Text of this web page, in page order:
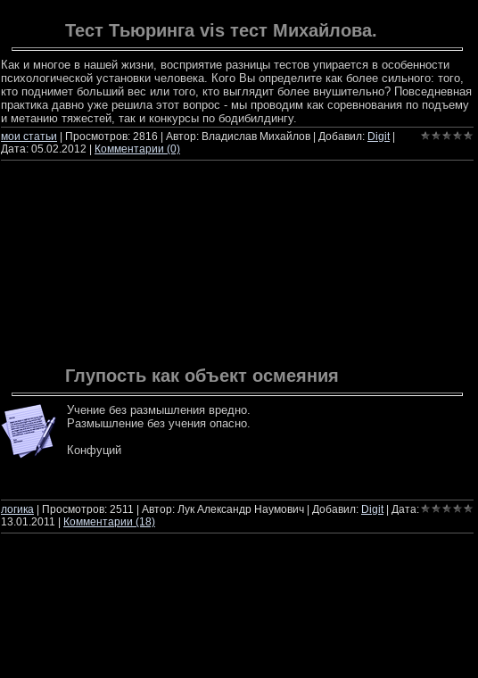
Тест Тьюринга vis тест Михайлова.
Как и многое в нашей жизни, восприятие разницы тестов упирается в особенности
психологической установки человека. Кого Вы определите как более сильного: того,
кто поднимет больший вес или того, кто выглядит более внушительно? Повседневная
практика давно уже решила этот вопрос - мы проводим как соревнования по подъему
и метанию тяжестей, так и конкурсы по бодибилдингу.
мои статьи | Просмотров: 2816 | Автор: Владислав Михайлов | Добавил: Digit|
Дата: 05.02.2012 Комментарии (0)
Глупость как объект осмеяния
Учение без размышления вредно.
Размышление без учения опасно.
Конфуций
логика | Просмотров: 2511 | Автор: Лук Александр Наумович | Добавил: Digit| Дата:
13.01.2011
Комментарии (18)